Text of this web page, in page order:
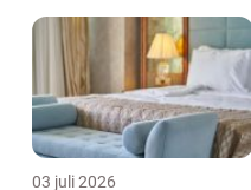
03 juli 2026